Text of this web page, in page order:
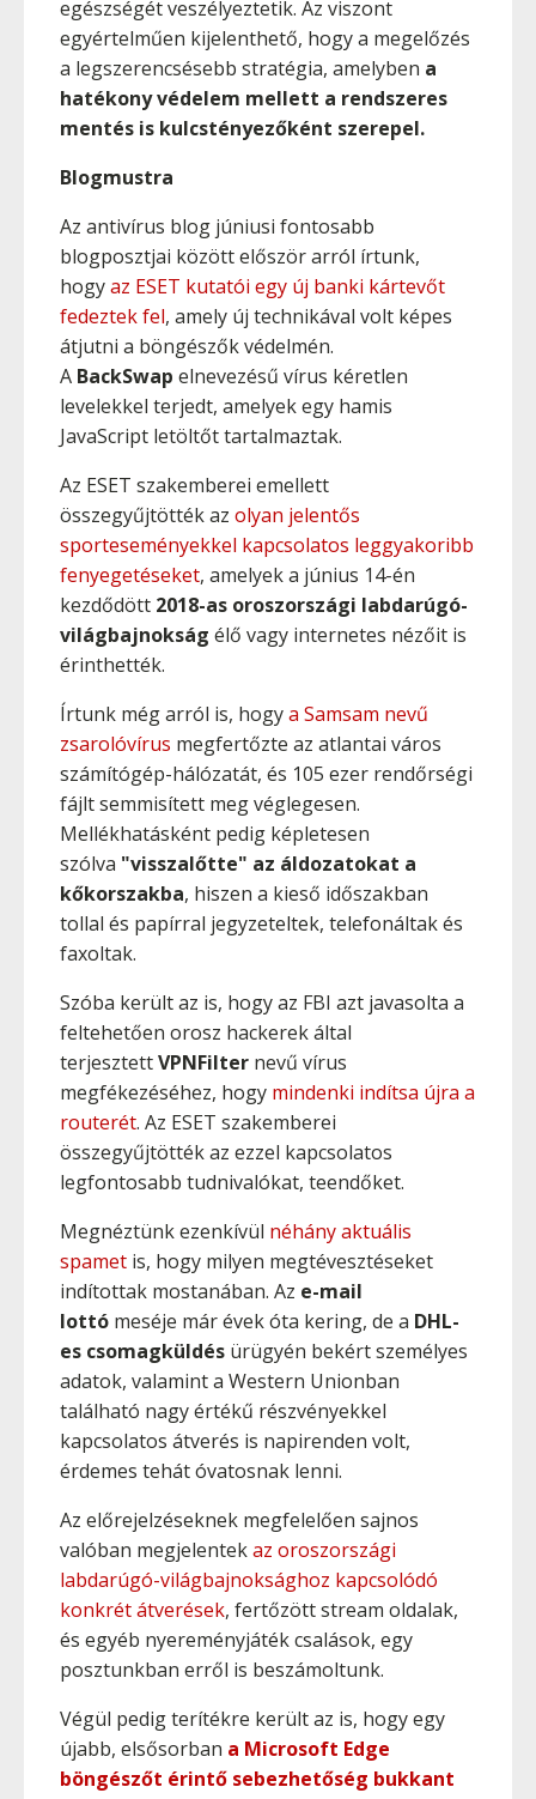
egészségét veszélyeztetik. Az viszont
egyértelműen kijelenthető, hogy a megelőzés
a legszerencsésebb stratégia, amelyben a
hatékony védelem mellett a rendszeres
mentés is kulcstényezőként szerepel.
Blogmustra
Az antivírus blog júniusi fontosabb
blogposztjai között először arról írtunk,
hogyaz ESET kutatói egy új banki kártevőt
fedeztek fel, amely új technikával volt képes
átjutni a böngészők védelmén.
A BackSwap elnevezésű vírus kéretlen
levelekkel terjedt, amelyek egy hamis
JavaScript letöltőt tartalmaztak.
Az ESET szakemberei emellett
összegyűjtötték az olyan jelentős
sporteseményekkel kapcsolatos leggyakoribb
fenyegetéseket, amelyek a június 14-én
kezdődött 2018-as oroszországi labdarúgó-
világbajnokság élő vagy internetes nézőit is
érinthették.
Írtunk még arról is, hogya Samsam nevű
zsarolóvírus megfertőzte az atlantai város
számítógép-hálózatát, és 105 ezer rendőrségi
fájlt semmisített meg véglegesen.
Mellékhatásként pedig képletesen
szólva "visszalőtte" az áldozatokat a
kőkorszakba, hiszen a kieső időszakban
tollal és papírral jegyzeteltek, telefonáltak és
faxoltak.
Szóba került az is, hogy az FBI azt javasolta a
feltehetően orosz hackerek által
terjesztettVPNFilter nevű vírus
megfékezéséhez, hogy mindenki indítsa újra a
routerét. Az ESET szakemberei
összegyűjtötték az ezzel kapcsolatos
legfontosabb tudnivalókat, teendőket.
Megnéztünk ezenkívül néhány aktuális
spamet is, hogy milyen megtévesztéseket
indítottak mostanában. Az e-mail
lottó meséje már évek óta kering, de a DHL-
es csomagküldés ürügyén bekért személyes
adatok, valamint a Western Unionban
található nagy értékű részvényekkel
kapcsolatos átverés is napirenden volt,
érdemes tehát óvatosnak lenni.
Az előrejelzéseknek megfelelően sajnos
valóban megjelentekaz oroszországi
labdarúgó-világbajnoksághoz kapcsolódó
konkrét átverések, fertőzött stream oldalak,
és egyéb nyereményjáték csalások, egy
posztunkban erről is beszámoltunk.
Végül pedig terítékre került az is, hogy egy
újabb, elsősorban a Microsoft Edge
böngészőt érintő sebezhetőség bukkant